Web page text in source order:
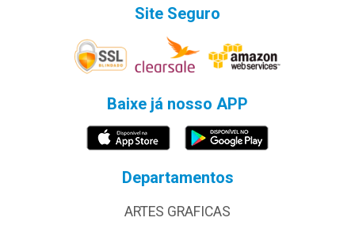
Site Seguro
Baixe já nosso APP
Departamentos
ARTES GRAFICAS